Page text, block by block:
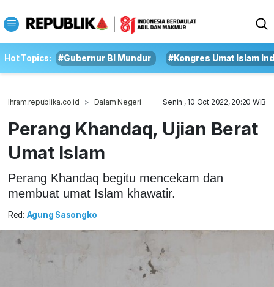
Hot Topics: #Gubernur BI Mundur #Kongres Umat Islam
Ihram.republika.co.id Dalam Negeri Senin , 10 Oct 2022, 20:20 WIB
Perang Khandaq, Ujian Berat
Umat Islam
Perang Khandaq begitu mencekam dan
membuat umat Islam khawatir.
Red: Agung Sasongko